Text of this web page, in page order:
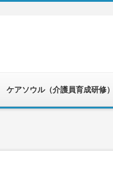
ケアソウル（介護員育成研修）